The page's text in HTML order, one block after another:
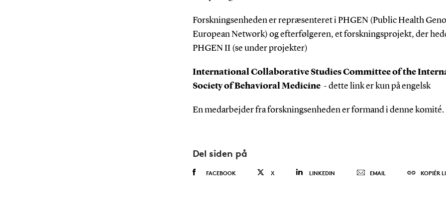
Forskningsenheden er repræsenteret i PHGEN (Public Health
European Network) og efterfølgeren, et forskningsprojekt, der
PHGEN II (se under projekter)
International Collaborative Studies Committee of the
Society of Behavioral Medicine - dette link er kun på engelsk
En medarbejder fra forskningsenheden er formand i denne komité.
Del siden på
FACEBOOK X LINKEDIN EMAIL KOPIÉR